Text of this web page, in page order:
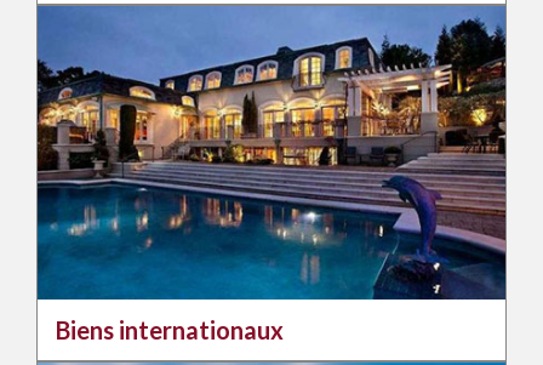
Biens internationaux